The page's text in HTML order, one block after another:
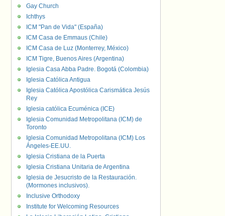
Gay Church
Ichthys
ICM "Pan de Vida" (España)
ICM Casa de Emmaus (Chile)
ICM Casa de Luz (Monterrey, México)
ICM Tigre, Buenos Aires (Argentina)
Iglesia Casa Abba Padre. Bogotá (Colombia)
Iglesia Católica Antigua
Iglesia Católica Apostólica Carismática Jesús
Rey
Iglesia católica Ecuménica (ICE)
Iglesia Comunidad Metropolitana (ICM) de
Toronto
Iglesia Comunidad Metropolitana (ICM) Los
Ángeles-EE.UU.
Iglesia Cristiana de la Puerta
Iglesia Cristiana Unitaria de Argentina
Iglesia de Jesucristo de la Restauración.
(Mormones inclusivos).
Inclusive Orthodoxy
Institute for Welcoming Resources